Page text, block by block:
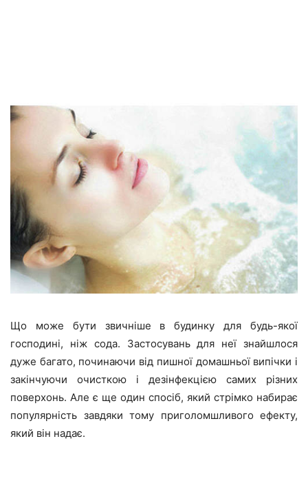
Що може бути звичніше в будинку для будь-якої
господині, ніж сода. Застосувань для неї знайшлося
дуже багато, починаючи від пишної домашньої випічки і
закінчуючи очисткою і дезінфекцією самих різних
поверхонь. Але є ще один спосіб, який стрімко набирає
популярність завдяки тому приголомшливого ефекту,
який він надає.